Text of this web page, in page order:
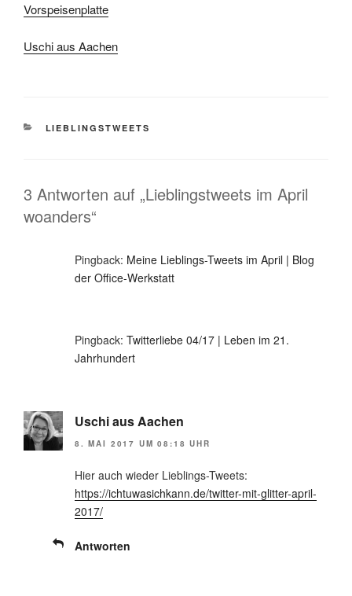
Vorspeisenplatte
Uschi aus Aachen
KATEGORIEN
LIEBLINGSTWEETS
3 Antworten auf „Lieblingstweets im April
woanders“
Pingback: Meine Lieblings-Tweets im April | Blog
der Office-Werkstatt
Pingback: Twitterliebe 04/17 | Leben im 21.
Jahrhundert
Uschi aus Aachen
8. MAI 2017 UM 08:18 UHR
Hier auch wieder Lieblings-Tweets:
https://ichtuwasichkann.de/twitter-mit-glitter-april-
2017/
Antworten